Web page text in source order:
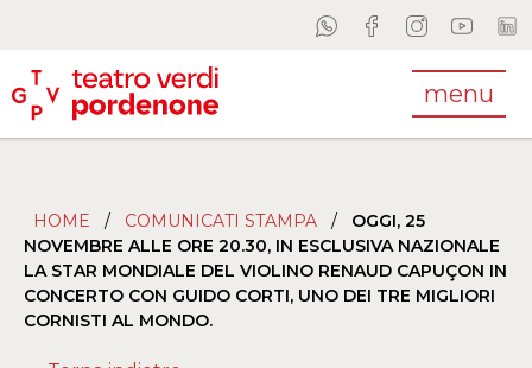
menu
HOME / COMUNICATI STAMPA /
OGGI, 25
NOVEMBRE ALLE ORE 20.30, IN ESCLUSIVA NAZIONALE
LA STAR MONDIALE DEL VIOLINO RENAUD CAPUÇON IN
CONCERTO CON GUIDO CORTI, UNO DEI TRE MIGLIORI
CORNISTI AL MONDO.